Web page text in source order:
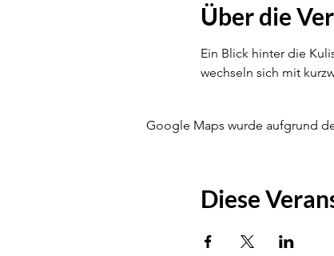
Über die
Ein Blick hinter die
wechseln sich mit
Google Maps wurde aufgrund
Diese